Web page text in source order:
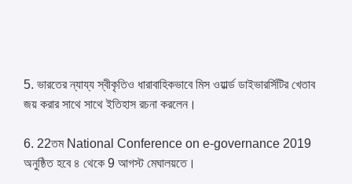
5. ভারতের ন্যায্য স্বীকৃতিও ধারাবাহিকভাবে মিস ওয়ার্ল্ড ডাইভারর্সিটির খেতাব
জয় করার সাথে সাথে ইতিহাস রচনা করলেন।
6. 22তম National Conference on e-governance 2019
অনুষ্ঠিত হবে ৪ থেকে 9 আগস্ট মেঘালয়তে।